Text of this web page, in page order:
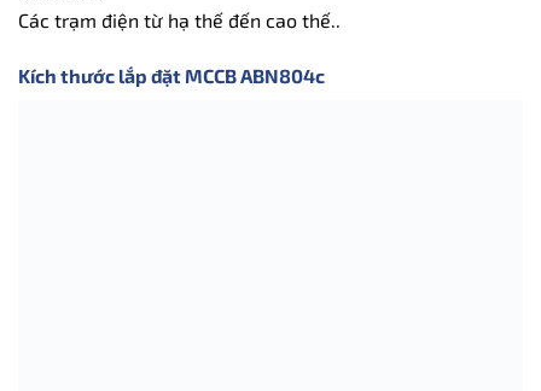
Các trạm điện từ hạ thế đến cao thế..
Kích thước lắp đặt MCCB ABN804c